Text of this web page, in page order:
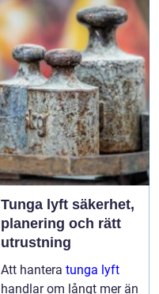
bebyggelse och kraftiga
regn skapar extra
påfrestningar, kan en
genomtänkt dränering
vara skillna...
Tunga lyft säkerhet,
planering och rätt
utrustning
Att hantera tunga lyft
handlar om långt mer än